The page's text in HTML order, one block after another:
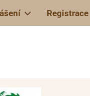
Registrace